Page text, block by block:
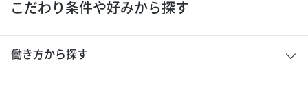
こだわり条件や好みから探す
働き方から探す